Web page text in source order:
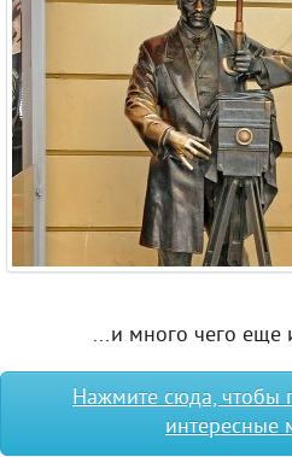
...и много чего еще
Нажмите сюда, чтобы
интересные